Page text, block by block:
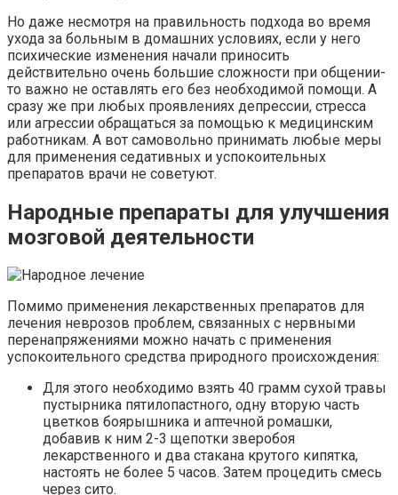
Но даже несмотря на правильность подхода во время
ухода за больным в домашних условиях, если у него
психические изменения начали приносить
действительно очень большие сложности при общении-
то важно не оставлять его без необходимой помощи. А
сразу же при любых проявлениях депрессии, стресса
или агрессии обращаться за помощью к медицинским
работникам. А вот самовольно принимать любые меры
для применения седативных и успокоительных
препаратов врачи не советуют.
Народные препараты для улучшения
мозговой деятельности
Помимо применения лекарственных препаратов для
лечения неврозов проблем, связанных с нервными
перенапряжениями можно начать с применения
успокоительного средства природного происхождения:
Для этого необходимо взять 40 грамм сухой травы
пустырника пятилопастного, одну вторую часть
цветков боярышника и аптечной ромашки,
добавив к ним 2-3 щепотки зверобоя
лекарственного и два стакана крутого кипятка,
настоять не более 5 часов. Затем процедить смесь
через сито.